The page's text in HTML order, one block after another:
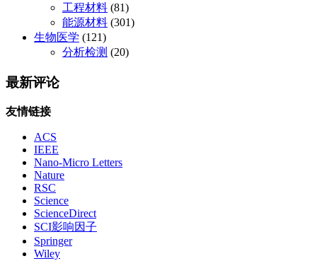
工程材料 (81)
能源材料 (301)
生物医学 (121)
分析检测 (20)
最新评论
友情链接
ACS
IEEE
Nano-Micro Letters
Nature
RSC
Science
ScienceDirect
SCI影响因子
Springer
Wiley